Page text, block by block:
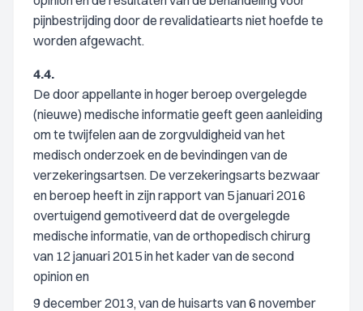
pijnbestrijding door de revalidatiearts niet hoefde te
worden afgewacht.
4.4.
De door appellante in hoger beroep overgelegde
(nieuwe) medische informatie geeft geen aanleiding
om te twijfelen aan de zorgvuldigheid van het
medisch onderzoek en de bevindingen van de
verzekeringsartsen. De verzekeringsarts bezwaar
en beroep heeft in zijn rapport van 5 januari 2016
overtuigend gemotiveerd dat de overgelegde
medische informatie, van de orthopedisch chirurg
van 12 januari 2015 in het kader van de second
opinion en
9 december 2013, van de huisarts van 6 november